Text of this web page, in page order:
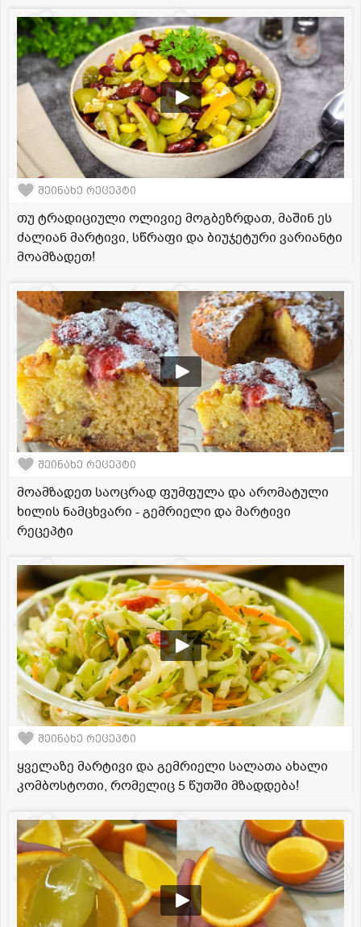
შეინახე რეცეპტი
თუ ტრადიციული ოლივიე მოგბეზრდათ, მაშინ ეს
ძალიან მარტივი, სწრაფი და ბიუჯეტური ვარიანტი
მოამზადეთ!
შეინახე რეცეპტი
მოამზადეთ საოცრად ფუმფულა და არომატული
ხილის ნამცხვარი - გემრიელი და მარტივი
რეცეპტი
შეინახე რეცეპტი
ყველაზე მარტივი და გემრიელი სალათა ახალი
კომბოსტოთი, რომელიც 5 წუთში მზადდება!